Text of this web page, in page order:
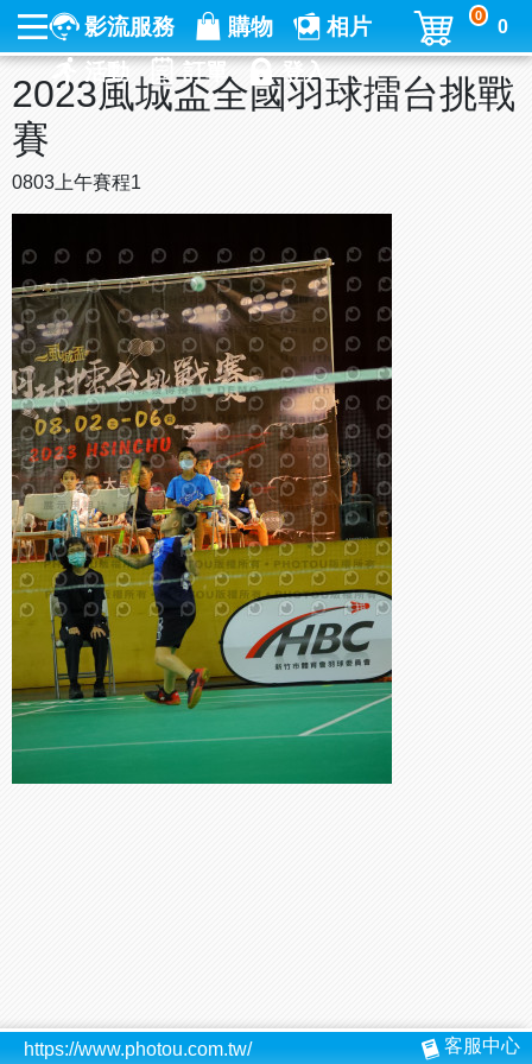
影流服務 購物
相片
活動
訂單 登入
0
0
2023風城盃全國羽球擂台挑戰
賽
0803上午賽程1
https://www.photou.com.tw/ 客服中心